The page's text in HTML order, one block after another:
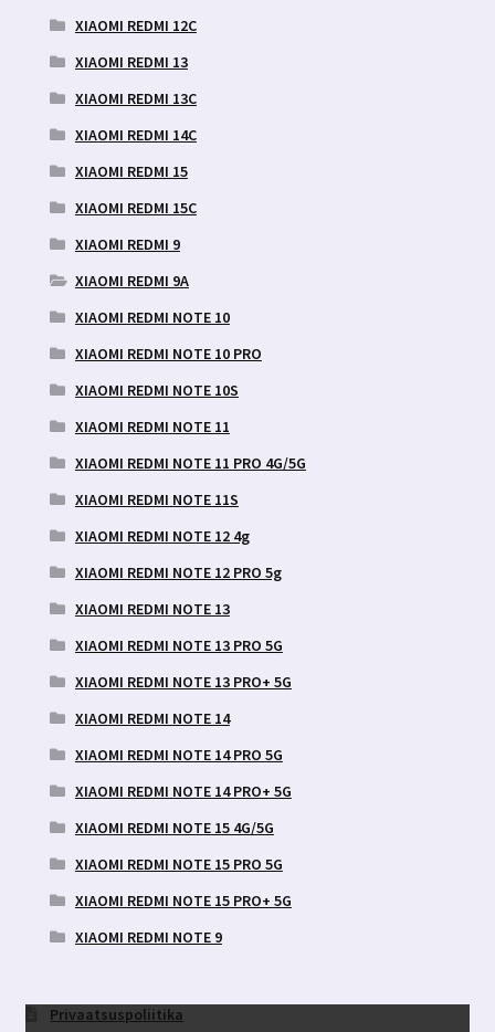
XIAOMI REDMI 12C
XIAOMI REDMI 13
XIAOMI REDMI 13C
XIAOMI REDMI 14C
XIAOMI REDMI 15
XIAOMI REDMI 15C
XIAOMI REDMI 9
XIAOMI REDMI 9A
XIAOMI REDMI NOTE 10
XIAOMI REDMI NOTE 10 PRO
XIAOMI REDMI NOTE 10S
XIAOMI REDMI NOTE 11
XIAOMI REDMI NOTE 11 PRO 4G/5G
XIAOMI REDMI NOTE 11S
XIAOMI REDMI NOTE 12 4g
XIAOMI REDMI NOTE 12 PRO 5g
XIAOMI REDMI NOTE 13
XIAOMI REDMI NOTE 13 PRO 5G
XIAOMI REDMI NOTE 13 PRO+ 5G
XIAOMI REDMI NOTE 14
XIAOMI REDMI NOTE 14 PRO 5G
XIAOMI REDMI NOTE 14 PRO+ 5G
XIAOMI REDMI NOTE 15 4G/5G
XIAOMI REDMI NOTE 15 PRO 5G
XIAOMI REDMI NOTE 15 PRO+ 5G
XIAOMI REDMI NOTE 9
Privaatsuspoliitika